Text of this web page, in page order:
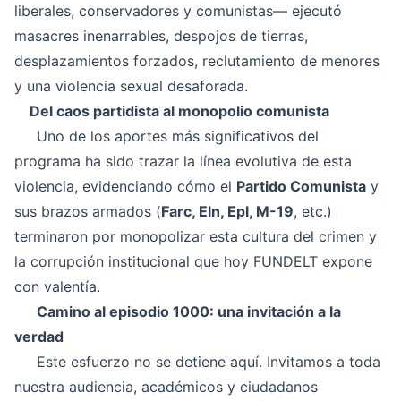
liberales, conservadores y comunistas— ejecutó
masacres inenarrables, despojos de tierras,
desplazamientos forzados, reclutamiento de menores
y una violencia sexual desaforada.
Del caos partidista al monopolio comunista
Uno de los aportes más significativos del
programa ha sido trazar la línea evolutiva de esta
violencia, evidenciando cómo el Partido Comunista y
sus brazos armados (Farc, Eln, Epl, M-19, etc.)
terminaron por monopolizar esta cultura del crimen y
la corrupción institucional que hoy FUNDELT expone
con valentía.
Camino al episodio 1000: una invitación a la
verdad
Este esfuerzo no se detiene aquí. Invitamos a toda
nuestra audiencia, académicos y ciudadanos